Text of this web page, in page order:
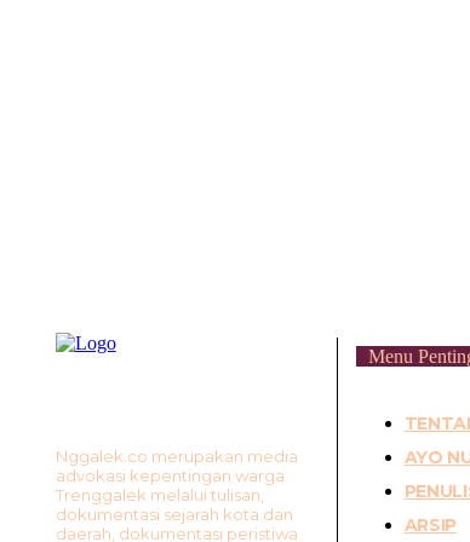
Nggalek.co merupakan media
advokasi kepentingan warga
Trenggalek melalui tulisan,
dokumentasi sejarah kota dan
daerah, dokumentasi peristiwa
Menu
AYO
ARSIP